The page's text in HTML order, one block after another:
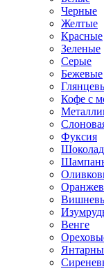
Черные
Желтые
Красные
Зеленые
Серые
Бежевые
Кофе с
Фуксия
Шоколад
Венге